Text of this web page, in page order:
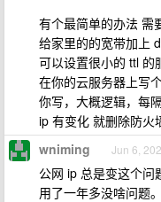
有个最简单的办法 需
给家里的的宽带加上
可以设置很小的 ttl 的
在你的云服务器上写
你写，大概逻辑，每
ip 有变化 就删除防火
wniming Jun 6,
公网 ip 总是变这个
用了一年多没啥问题。